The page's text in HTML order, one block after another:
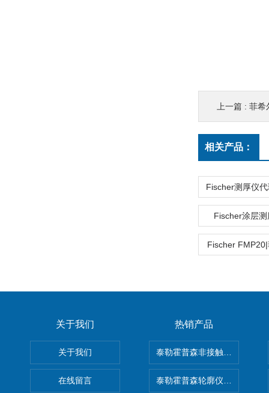
上一篇 : 菲希
相关产品：
Fischer涂层
Fischer
关于我们
关于我们
在线留言
热销产品
泰勒霍普森非接触式轮廓仪
泰勒霍普森轮廓仪|TAYLOR